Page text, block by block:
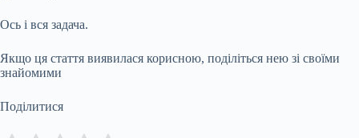
Ось і вся задача.
Якщо ця стаття виявилася корисною, поділіться нею зі своїми
знайомими
Поділитися